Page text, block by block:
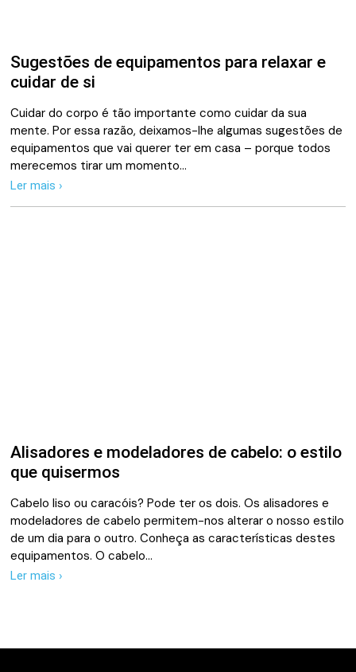
Sugestões de equipamentos para relaxar e
cuidar de si
Cuidar do corpo é tão importante como cuidar da sua
mente. Por essa razão, deixamos-lhe algumas sugestões de
equipamentos que vai querer ter em casa – porque todos
merecemos tirar um momento…
Ler mais ›
Alisadores e modeladores de cabelo: o estilo
que quisermos
Cabelo liso ou caracóis? Pode ter os dois. Os alisadores e
modeladores de cabelo permitem-nos alterar o nosso estilo
de um dia para o outro. Conheça as características destes
equipamentos. O cabelo…
Ler mais ›